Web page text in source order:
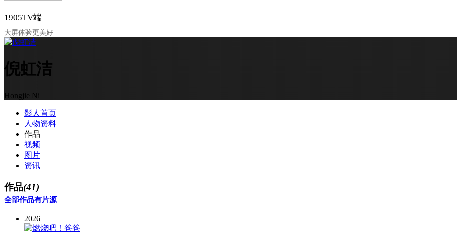
1905TV端
大屏体验更美好
倪虹洁
Hongjie Ni
影人首页
人物资料
作品
视频
图片
资讯
作品(41)
全部作品有片源
2026